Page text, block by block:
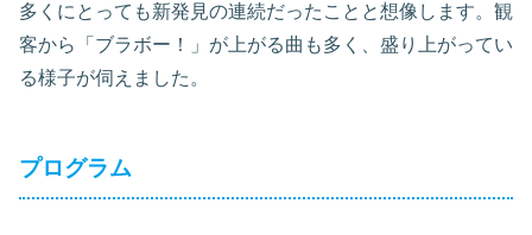
多くにとっても新発見の連続だったことと想像します。観
客から「ブラボー！」が上がる曲も多く、盛り上がってい
る様子が伺えました。
プログラム